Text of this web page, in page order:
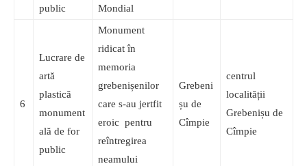
public
Mondial
6
Lucrare de
artă
plastică
monument
ală de for
public
Monument
ridicat în
memoria
grebenișenilor
care s-au jertfit
eroic pentru
reîntregirea
neamului
Grebeni
șu de
Cîmpie
centrul
localității
Grebenișu de
Cîmpie